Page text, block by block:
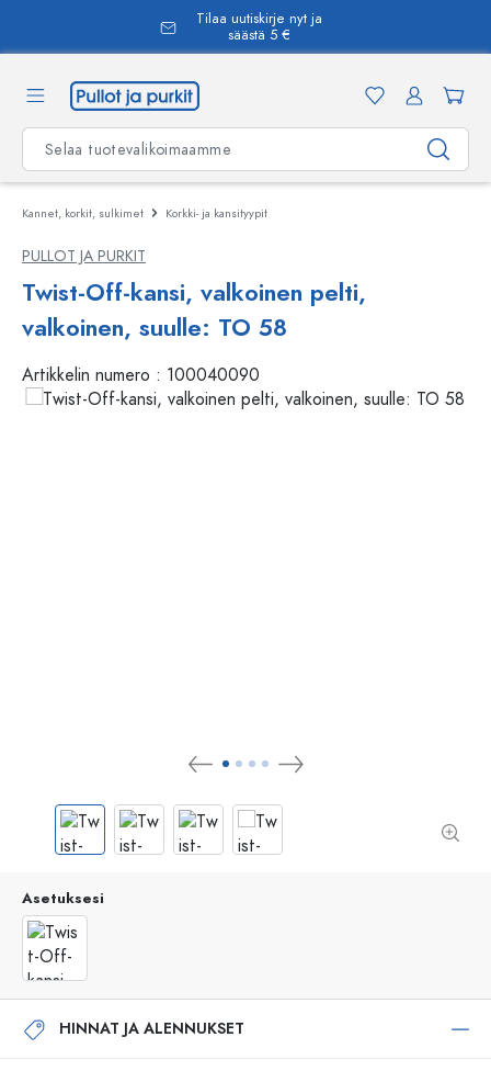
Tilaa uutiskirje nyt ja
säästä 5 €
Kannet, korkit, sulkimet Korkki- ja kansityypit
PULLOT JA PURKIT
Twist-Off-kansi, valkoinen pelti,
valkoinen, suulle: TO 58
Artikkelin numero : 100040090
Asetuksesi
HINNAT JA ALENNUKSET